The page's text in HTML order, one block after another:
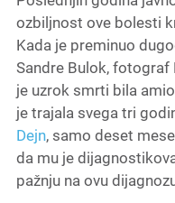
ozbiljnost ove bolesti
Kada je preminuo
Sandre Bulok, fotograf
je uzrok smrti bila
je trajala svega tri
Dejn, samo deset
da mu je
pažnju na ovu